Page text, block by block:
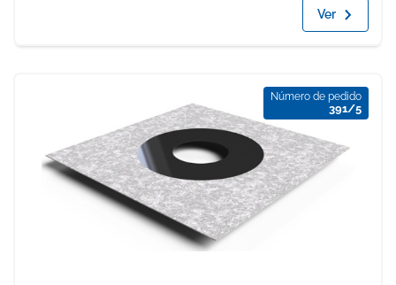
Ver
Número de pedido
391/5